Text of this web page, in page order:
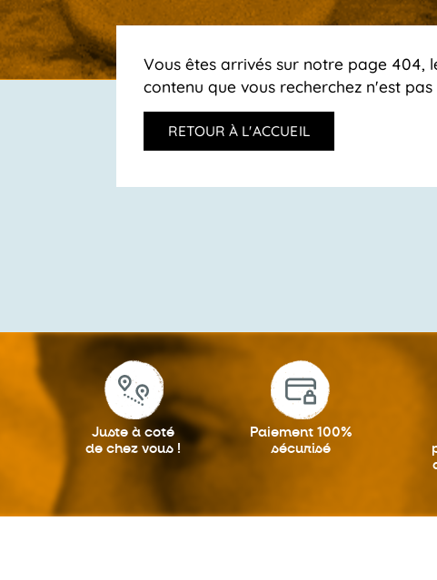
Vous êtes arrivés sur notre page 404,
contenu que vous recherchez n'est pas
RETOUR À L'ACCUEIL
Juste à coté
de chez vous !
Paiement 100%
sécurisé